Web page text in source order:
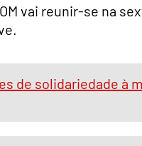
vai reunir-se na
de solidariedade à